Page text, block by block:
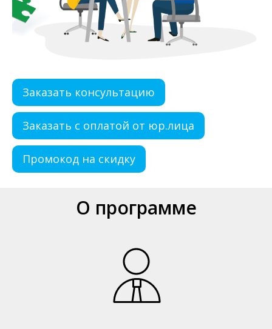
Заказать консультацию
Заказать с оплатой от юр.лица
Промокод на скидку
О программе